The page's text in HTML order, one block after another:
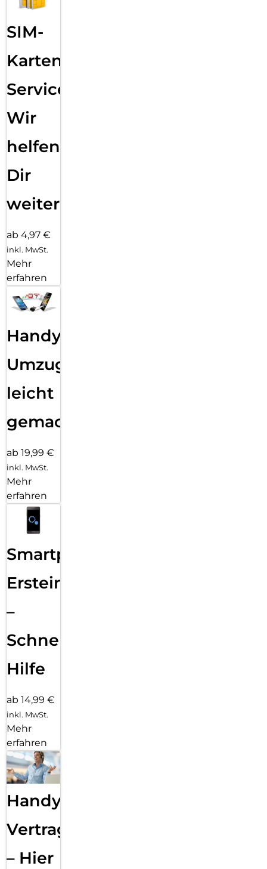
SIM-
Karten
Service:
Wir
helfen
Dir
weiter
ab 4,97 €
inkl. MwSt.
Mehr
erfahren
Handy
Umzug
leicht
gemacht!
ab 19,99 €
inkl. MwSt.
Mehr
erfahren
Smartphone
Ersteinrichtung
–
Schnelle
Hilfe
ab 14,99 €
inkl. MwSt.
Mehr
erfahren
Handy
Vertragsabwicklung
– Hier